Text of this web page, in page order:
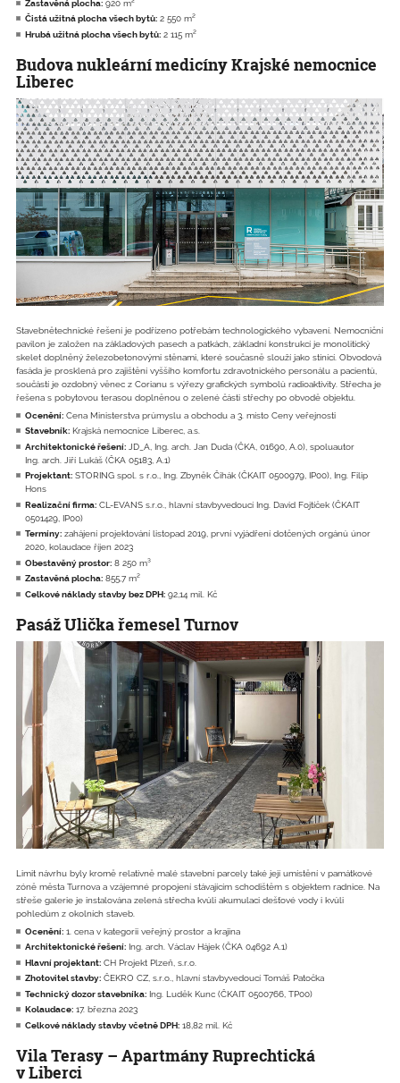
Zastavěná plocha: 920 m²
Čistá užitná plocha všech bytů: 2 550 m²
Hrubá užitná plocha všech bytů: 2 115 m²
Budova nukleární medicíny Krajské nemocnice
Liberec
Stavebnětechnické řešení je podřízeno potřebám technologického vybavení. Nemocniční
pavilon je založen na základových pasech a patkách, základní konstrukcí je monolitický
skelet doplněný železobetonovými stěnami, které současně slouží jako stínící. Obvodová
fasáda je prosklená pro zajištění vyššího komfortu zdravotnického personálu a pacientů,
součástí je ozdobný věnec z Corianu s výřezy grafických symbolů radioaktivity. Střecha je
řešena s pobytovou terasou doplněnou o zelené části střechy po obvodě objektu.
Ocenění: Cena Ministerstva průmyslu a obchodu a 3. místo Ceny veřejnosti
Stavebník: Krajská nemocnice Liberec, a.s.
Architektonické řešení: JD_A, Ing. arch. Jan Duda (ČKA, 01690, A.0), spoluautor
Ing. arch. Jiří Lukáš (ČKA 05183, A.1)
Projektant: STORING spol. s r.o., Ing. Zbyněk Čihák (ČKAIT 0500979, IP00), Ing. Filip
Hons
Realizační firma: CL-EVANS s.r.o., hlavní stavbyvedoucí Ing. David Fojtíček (ČKAIT
0501429, IP00)
Termíny: zahájení projektování listopad 2019, první vyjádření dotčených orgánů únor
2020, kolaudace říjen 2023
Obestavěný prostor: 8 250 m³
Zastavěná plocha: 855,7 m²
Celkové náklady stavby bez DPH: 92,14 mil. Kč
Pasáž Ulička řemesel Turnov
Limit návrhu byly kromě relativně malé stavební parcely také její umístění v památkové
zóně města Turnova a vzájemné propojení stávajícím schodištěm s objektem radnice. Na
střeše galerie je instalována zelená střecha kvůli akumulaci dešťové vody i kvůli
pohledům z okolních staveb.
Ocenění: 1. cena v kategorii veřejný prostor a krajina
Architektonické řešení: Ing. arch. Václav Hájek (ČKA 04692 A.1)
Hlavní projektant: CH Projekt Plzeň, s.r.o.
Zhotovitel stavby: ČEKRO CZ, s.r.o., hlavní stavbyvedoucí Tomáš Patočka
Technický dozor stavebníka: Ing. Luděk Kunc (ČKAIT 0500766, TP00)
Kolaudace: 17. března 2023
Celkové náklady stavby včetně DPH: 18,82 mil. Kč
Vila Terasy – Apartmány Ruprechtická
v Liberci